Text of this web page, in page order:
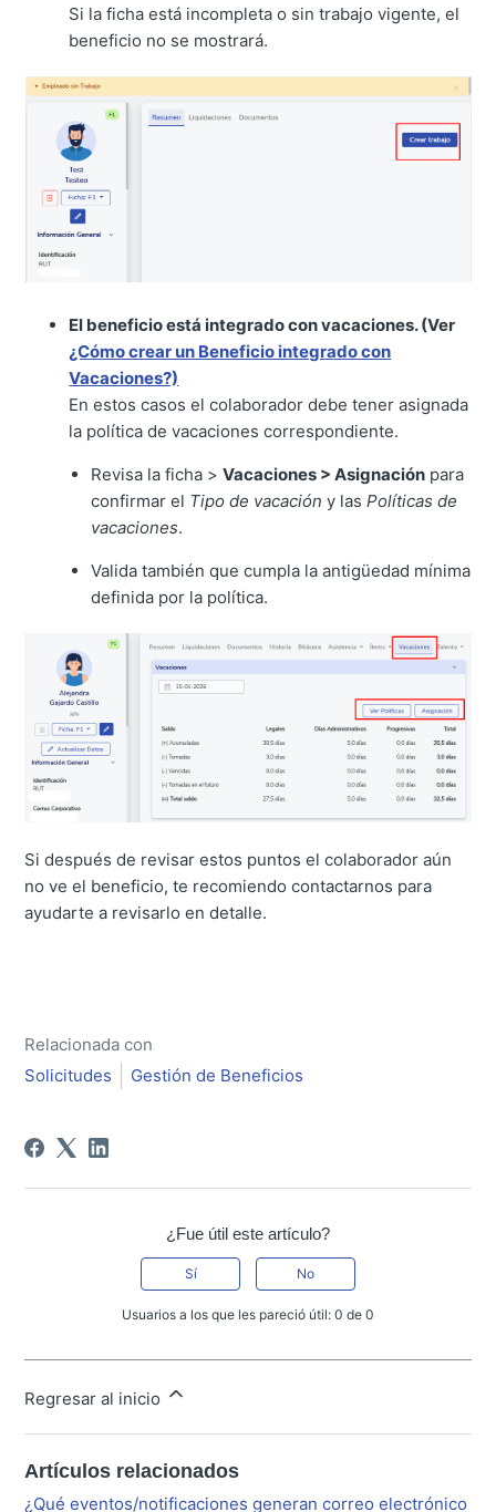
Si la ficha está incompleta o sin trabajo vigente, el
beneficio no se mostrará.
El beneficio está integrado con vacaciones. (Ver
¿Cómo crear un Beneficio integrado con
Vacaciones?)
En estos casos el colaborador debe tener asignada
la política de vacaciones correspondiente.
Revisa la ficha >Vacaciones > Asignación para
confirmar el Tipo de vacación y lasPolíticas de
vacaciones.
Valida también que cumpla la antigüedad mínima
definida por la política.
Si después de revisar estos puntos el colaborador aún
no ve el beneficio, te recomiendo contactarnos para
ayudarte a revisarlo en detalle.
Relacionada con
Solicitudes
Gestión de Beneficios
¿Fue útil este artículo?
Sí No
Usuarios a los que les pareció útil: 0 de 0
Regresar al inicio
Artículos relacionados
¿Qué eventos/notificaciones generan correo electrónico